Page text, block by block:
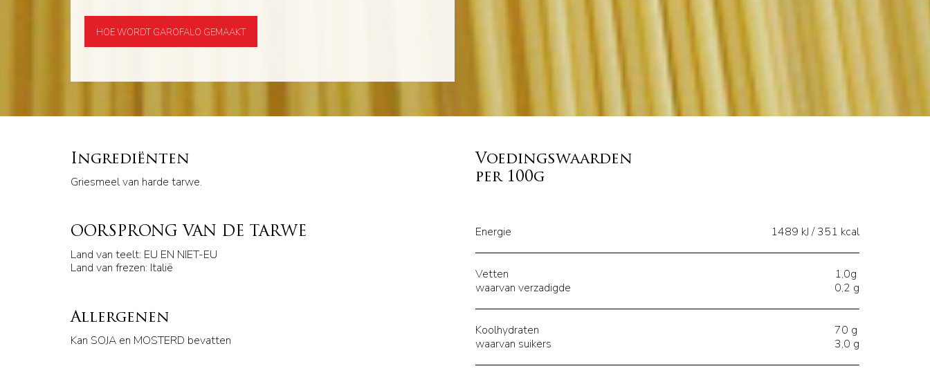
HOE WORDT GAROFALO GEMAAKT
Ingrediënten
Griesmeel van harde tarwe.
OORSPRONG VAN DE TARWE
Land van teelt: EU EN NIET-EU
Land van frezen: Italië
Allergenen
Kan SOJA en MOSTERD bevatten
Voedingswaarden
per 100g
Energie 1489 kJ / 351 kcal
Vetten
waarvan verzadigde
1,0g
0,2 g
Koolhydraten
waarvan suikers
70 g
3,0 g